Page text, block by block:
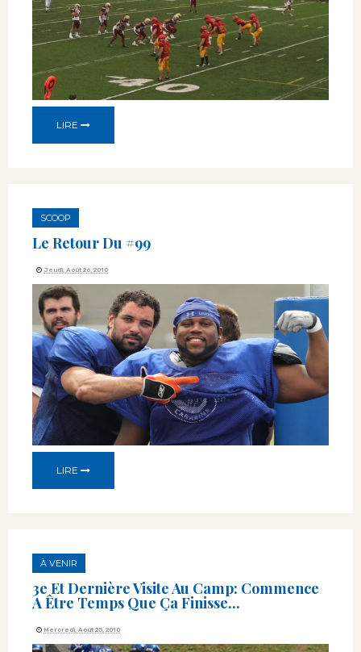
LIRE
SCOOP
Le Retour Du #99
Jeudi, Août 26, 2010
LIRE
À VENIR
3e Et Dernière Visite Au Camp: Commence
A Être Temps Que Ça Finisse...
Mercredi, Août 25, 2010